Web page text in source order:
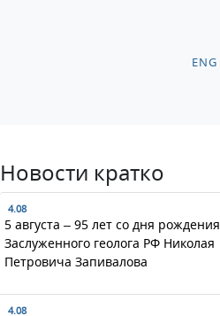
ENG
Новости кратко
4.08
5 августа – 95 лет со дня рождения
Заслуженного геолога РФ Николая
Петровича Запивалова
4.08